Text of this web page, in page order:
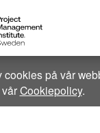
på vår
Cookiepolicy.